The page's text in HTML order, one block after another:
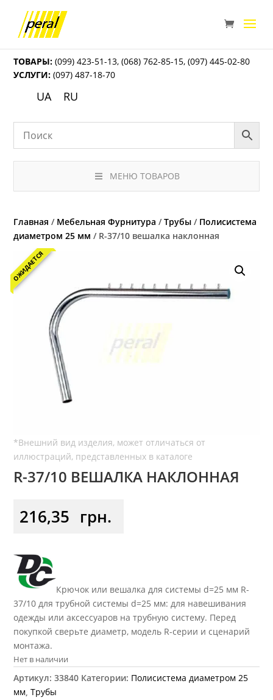
ТОВАРЫ: (099) 423-51-13,(068) 762-85-15,(097) 445-02-80
УСЛУГИ: (097) 487-18-70
UA RU
МЕНЮ ТОВАРОВ
Главная / Мебельная Фурнитура /Трубы / Полисистема
диаметром 25 мм / R-37/10 вешалка наклонная
ОЖИДАЕТСЯ
R-37/10 ВЕШАЛКА НАКЛОННАЯ
216,35 грн.
Крючок или вешалка для системы d=25 мм R-
37/10 для трубной системы d=25 мм: для навешивания
одежды или аксессуаров на трубную систему. Перед
покупкой сверьте диаметр, модель R-серии и сценарий
монтажа.
Нет в наличии
Артикул:33840 Категории: Полисистема диаметром 25
мм,Трубы